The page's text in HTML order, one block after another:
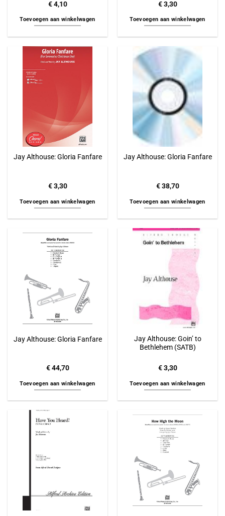
€4,10
Toevoegen aan winkelwagen
€3,30
Toevoegen aan winkelwagen
Jay Althouse: Gloria Fanfare
€3,30
Toevoegen aan winkelwagen
Jay Althouse: Gloria Fanfare
€38,70
Toevoegen aan winkelwagen
Jay Althouse: Gloria Fanfare
€44,70
Toevoegen aan winkelwagen
Jay Althouse: Goin’ to
Bethlehem (SATB)
€3,30
Toevoegen aan winkelwagen